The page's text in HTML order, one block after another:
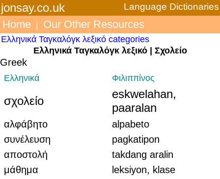
jonsay.co.uk Language Dictionaries
Home Our Other Resources
Ελληνικά Ταγκαλόγκ λεξικό categories
Ελληνικά Ταγκαλόγκ λεξικό | Σχολείο
Greek
Ελληνικά Φιλιππίνος
σχολείο
eskwelahan,
paaralan
αλφάβητο
alpabeto
συνέλευση
pagkatipon
αποστολή
takdang aralin
μάθημα
leksiyon, klase